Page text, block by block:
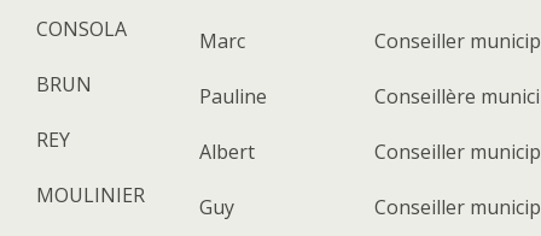
CONSOLA
Marc
Conseiller
BRUN
Pauline
Conseillère
REY
Albert
Conseiller
MOULINIER
Guy
Conseiller